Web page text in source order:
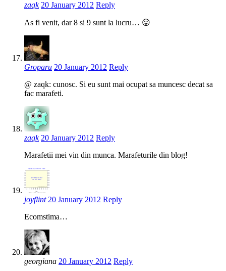
zaqk 20 January 2012 Reply
As fi venit, dar 8 si 9 sunt la lucru… 😛
Groparu 20 January 2012 Reply
@ zaqk: cunosc. Si eu sunt mai ocupat sa muncesc decat sa
fac marafeti.
zaqk 20 January 2012 Reply
Marafetii mei vin din munca. Marafeturile din blog!
joyflint 20 January 2012 Reply
Ecomstima…
georgiana 20 January 2012 Reply